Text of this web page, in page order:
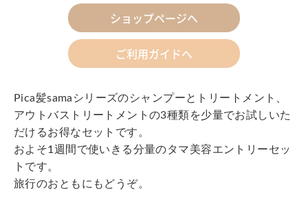
ショップページへ
ご利用ガイドへ
Pica髪samaシリーズのシャンプーとトリートメント、
アウトバストリートメントの3種類を少量でお試しいた
だけるお得なセットです。
およそ1週間で使いきる分量のタマ美容エントリーセッ
トです。
旅行のおともにもどうぞ。